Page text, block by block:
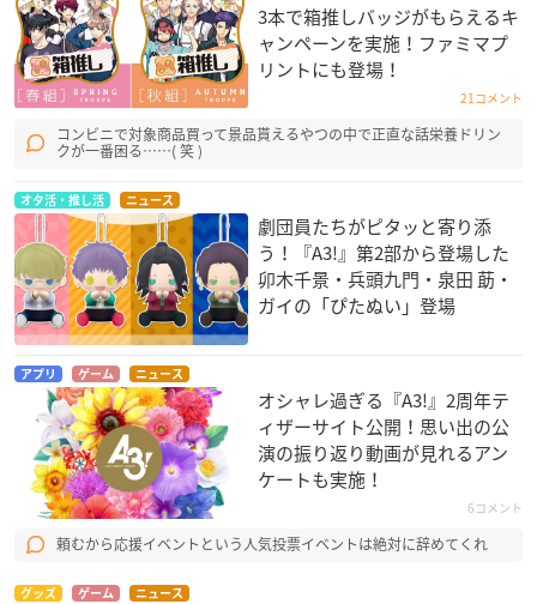
3本で箱推しバッジがもらえるキ
ャンペーンを実施！ファミマプ
リントにも登場！
21コメント
コンビニで対象商品買って景品貰えるやつの中で正直な話栄養ドリン
クが一番困る……( 笑 )
オタ活・推し活 ニュース
劇団員たちがピタッと寄り添
う！『A3!』第2部から登場した
卯木千景・兵頭九門・泉田 莇・
ガイの「ぴたぬい」登場
アプリ ゲーム ニュース
オシャレ過ぎる『A3!』2周年テ
ィザーサイト公開！思い出の公
演の振り返り動画が見れるアン
ケートも実施！
6コメント
頼むから応援イベントという人気投票イベントは絶対に辞めてくれ
グッズ ゲーム ニュース